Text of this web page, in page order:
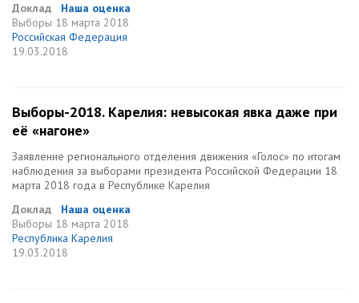
Доклад
Наша оценка
Выборы 18 марта 2018
Российская Федерация
19.03.2018
Выборы-2018. Карелия: невысокая явка даже при
её «нагоне»
Заявление регионального отделения движения «Голос» по итогам
наблюдения за выборами президента Российской Федерации 18
марта 2018 года в Республике Карелия
Доклад
Наша оценка
Выборы 18 марта 2018
Республика Карелия
19.03.2018